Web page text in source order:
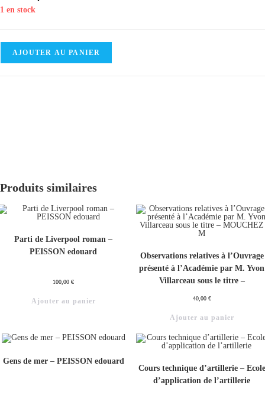
1 en stock
AJOUTER AU PANIER
Produits similaires
Parti de Liverpool roman –
PEISSON edouard
100,00 €
Ajouter au panier
Observations relatives à l’Ouvrage
présenté à l’Académie par M. Yvon
Villarceau sous le titre –
40,00 €
Ajouter au panier
Gens de mer – PEISSON edouard
Cours technique d’artillerie – Ecole
d’application de l’artillerie